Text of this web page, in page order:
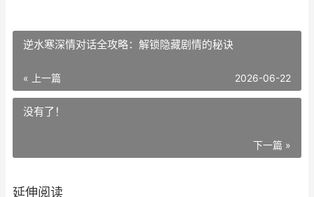
逆水寒深情对话全攻略：解锁隐藏剧情的秘诀
« 上一篇 2026-06-22
没有了！
下一篇 »
延伸阅读